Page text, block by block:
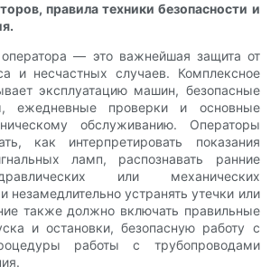
правила техники безопасности и
оператора — это важнейшая защита от
и несчастных случаев. Комплексное
эксплуатацию машин, безопасные
ежедневные проверки и основные
обслуживанию. Операторы
как интерпретировать показания
ламп, распознавать ранние
или механических
незамедлительно устранять утечки или
также должно включать правильные
и остановки, безопасную работу с
работы с трубопроводами